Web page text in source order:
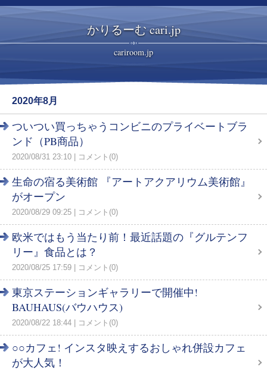
かりるーむ cari.jp
cariroom.jp
2020年8月
ついつい買っちゃうコンビニのプライベートブラ
ンド（PB商品）
2020/08/31 23:10 コメント(0)
生命の宿る美術館 『アートアクアリウム美術館』
がオープン
2020/08/29 09:25 コメント(0)
欧米ではもう当たり前！最近話題の『グルテンフ
リー』食品とは？
2020/08/25 17:59 コメント(0)
東京ステーションギャラリーで開催中!
BAUHAUS(バウハウス)
2020/08/22 18:44 コメント(0)
○○カフェ! インスタ映えするおしゃれ併設カフェ
が大人気！